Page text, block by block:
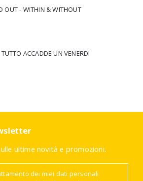
OUT - WITHIN & WITHOUT
ACCADDE UN VENERDI
ultime novità e promozioni.
dei miei dati personali